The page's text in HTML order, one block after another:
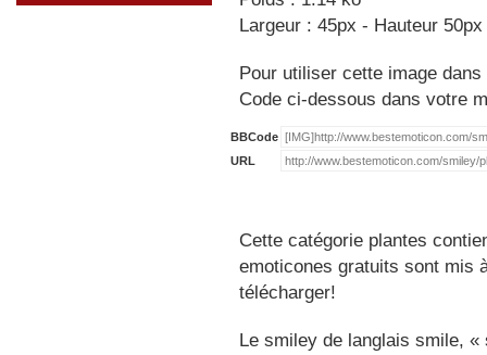
Largeur : 45px - Hauteur 50px
Pour utiliser cette image
Code ci-dessous dans votre
BBCode
URL
Cette catégorie plantes
emoticones gratuits sont mis
télécharger!
Le smiley de langlais smile,